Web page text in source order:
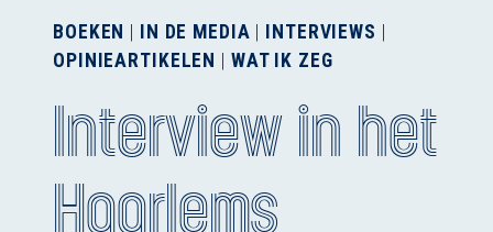
BOEKEN IN DE MEDIA INTERVIEWS
OPINIEARTIKELEN
WAT IK ZEG
Interview in het
Haarlems